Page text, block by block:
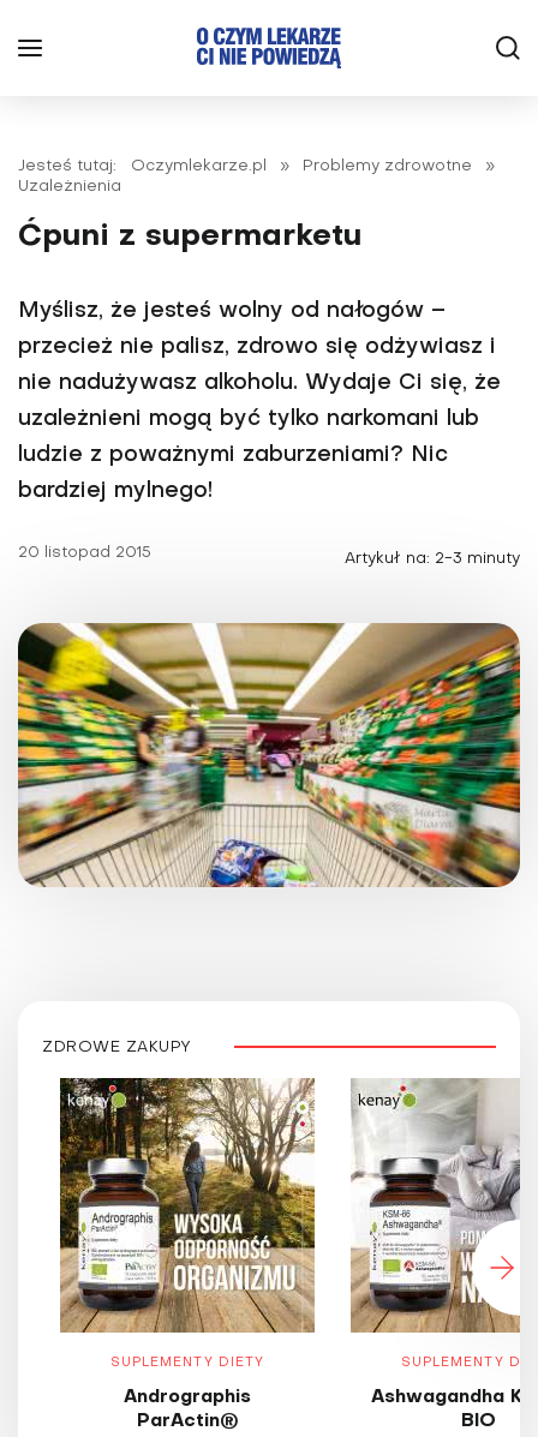
Jesteś tutaj: Oczymlekarze.pl » Problemy zdrowotne
»
Uzależnienia
Ćpuni z supermarketu
Myślisz, że jesteś wolny od nałogów –
przecież nie palisz, zdrowo się odżywiasz i
nie nadużywasz alkoholu. Wydaje Ci się, że
uzależnieni mogą być tylko narkomani lub
ludzie z poważnymi zaburzeniami? Nic
bardziej mylnego!
20 listopad 2015 Artykuł na: 2-3 minuty
ZDROWE ZAKUPY
SUPLEMENTY DIETY
Andrographis
ParActin®
SUPLEMENTY
Ashwagandha
BIO